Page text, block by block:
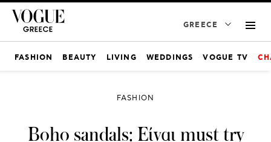
GREECE
FASHION BEAUTY LIVING WEDDINGS VOGUE TV
FASHION
Boho sandals: Είναι must try